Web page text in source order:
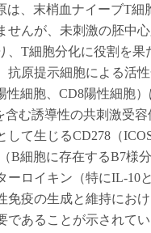
は、末梢血ナイーブT細
せんが、未刺激の胚中
、T細胞分化に役割を果
抗原提示細胞による活
性細胞、CD8陽性細胞
含む誘導性の共刺激受容
して生じるCD278（
B細胞に存在するB7様
ーロイキン（特にIL-10
免疫の生成と維持にお
であることが示されて